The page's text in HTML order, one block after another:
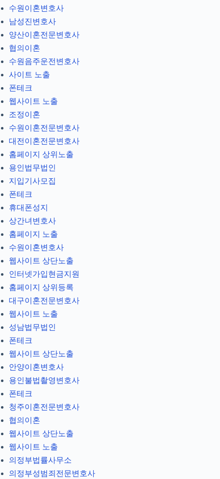
수원이혼변호사
남성진변호사
양산이혼전문변호사
협의이혼
수원음주운전변호사
사이트 노출
폰테크
웹사이트 노출
조정이혼
수원이혼전문변호사
대전이혼전문변호사
홈페이지 상위노출
용인법무법인
지입기사모집
폰테크
휴대폰성지
상간녀변호사
홈페이지 노출
수원이혼변호사
웹사이트 상단노출
인터넷가입현금지원
홈페이지 상위등록
대구이혼전문변호사
웹사이트 노출
성남법무법인
폰테크
웹사이트 상단노출
안양이혼변호사
용인불법촬영변호사
폰테크
청주이혼전문변호사
협의이혼
웹사이트 상단노출
웹사이트 노출
의정부법률사무소
의정부성범죄전문변호사